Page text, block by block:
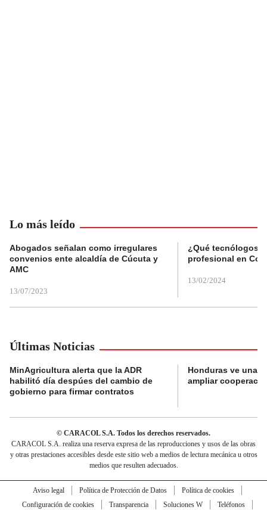
Lo más leído
Abogados señalan como irregulares
convenios ente alcaldía de Cúcuta y
AMC
13/07/2023
¿Qué tecnólogos
profesional en
13/02/2024
Últimas Noticias
MinAgricultura alerta que la ADR
habilitó día despúes del cambio de
gobierno para firmar contratos
Honduras ve una
ampliar
© CARACOL S.A. Todos los derechos reservados.
CARACOL S.A. realiza una reserva expresa de las reproducciones y usos de las obras
y otras prestaciones accesibles desde este sitio web a medios de lectura mecánica u otros
medios que resulten adecuados.
Aviso legal Política de Protección de Datos
Política de cookies
Configuración de cookies
Transparencia Soluciones W
Teléfonos